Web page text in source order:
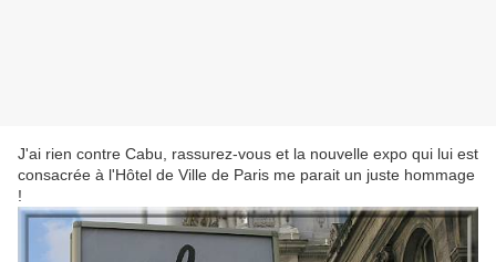
J'ai rien contre Cabu, rassurez-vous et la nouvelle expo qui lui est
consacrée à l'Hôtel de Ville de Paris me parait un juste hommage
!